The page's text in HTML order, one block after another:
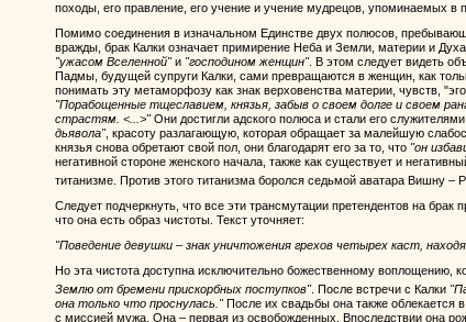
походы, его правление, его учение и учение мудрецов, упоминаемых в
Помимо соединения в изначальном Единстве двух полюсов,
вражды, брак Калки означает примирение Неба и Земли, материи и
"ужасом Вселенной"и "господином женщин". В этом следует видеть
Падмы, будущей супруги Калки, сами превращаются в женщин, как
понимать эту метаморфозу как знак верховенства материи, чувств,
"Порабощенные тщеславием, князья, забыв о своем долге и своем
страстям. <...>"Они достигли адского полюса и стали его
дьявола", красоту разлагающую, которая обращает за малейшую
князья снова обретают свой пол, они благодарят его за то, что "он
негативной стороне женского начала, также как существует и
титанизме. Против этого титанизма боролся седьмой аватара Вишну –
Следует подчеркнуть, что все эти трансмутации претендентов на
что она есть образ чистоты. Текст уточняет:
"Поведение девушки – знак уничтожения грехов четырех каст,
Но эта чистота доступна исключительно божественному воплощению,
Землю от бремени прискорбных поступков". После встречи с Калки
она только что проснулась."После их свадьбы она также облекается
с миссией мужа. Она – первая из освобожденных. Впоследствии она